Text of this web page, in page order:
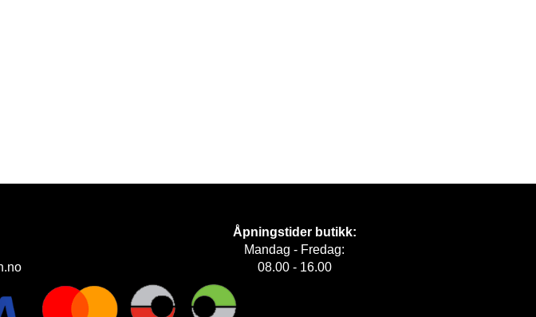
Åpningstider butikk:
Mandag - Fredag:
08.00 - 16.00